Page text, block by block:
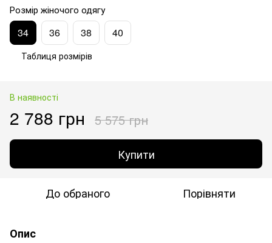
Розмір жіночого одягу
34 36 38 40
Таблиця розмірів
В наявності
2 788 грн 5 575 грн
Купити
До обраного Порівняти
Опис